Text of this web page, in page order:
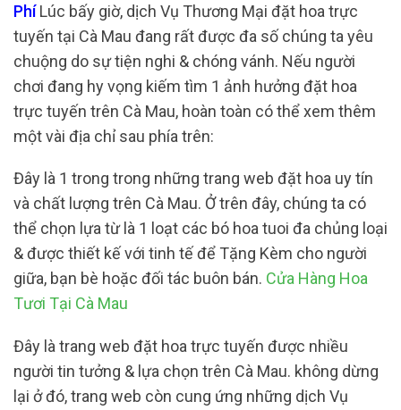
PhíLúc bấy giờ, dịch Vụ Thương Mại đặt hoa trực
tuyến tại Cà Mau đang rất được đa số chúng ta yêu
chuộng do sự tiện nghi & chóng vánh. Nếu người
chơi đang hy vọng kiếm tìm 1 ảnh hưởng đặt hoa
trực tuyến trên Cà Mau, hoàn toàn có thể xem thêm
một vài địa chỉ sau phía trên:
Đây là 1 trong trong những trang web đặt hoa uy tín
và chất lượng trên Cà Mau. Ở trên đây, chúng ta có
thể chọn lựa từ là 1 loạt các bó hoa tuoi đa chủng loại
& được thiết kế với tinh tế để Tặng Kèm cho người
giữa, bạn bè hoặc đối tác buôn bán. Cửa Hàng Hoa
Tươi Tại Cà Mau
Đây là trang web đặt hoa trực tuyến được nhiều
người tin tưởng & lựa chọn trên Cà Mau. không dừng
lại ở đó, trang web còn cung ứng những dịch Vụ